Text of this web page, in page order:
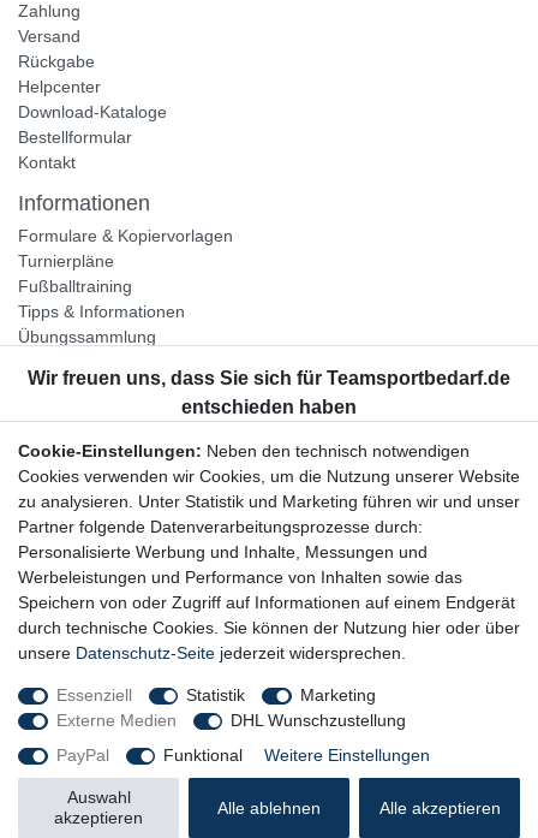
Zahlung
Versand
Rückgabe
Helpcenter
Download-Kataloge
Bestellformular
Kontakt
Informationen
Formulare & Kopiervorlagen
Turnierpläne
Fußballtraining
Tipps & Informationen
Übungssammlung
Unternehmen
Widerrufsrecht
Bestellung widerrufen
Datenschutzerklärung
AGB
Impressum
Newsletter
Newsletter-Anmeldung
© Copyright 2026 Trainingsunterlagen24 GmbH. Alle Rechte vorbehalten.
Cookie-Einstellungen: Neben den technisch notwendigen
Cookies verwenden wir Cookies, um die Nutzung unserer Website
zu analysieren. Unter Statistik und Marketing führen wir und unser
Partner folgende Datenverarbeitungsprozesse durch:
Personalisierte Werbung und Inhalte, Messungen und
Werbeleistungen und Performance von Inhalten sowie das
Speichern von oder Zugriff auf Informationen auf einem Endgerät
durch technische Cookies. Sie können der Nutzung hier oder über
unsere Datenschutz-Seite jederzeit widersprechen.
Essenziell Statistik
Marketing
Externe Medien
DHL Wunschzustellung
PayPal
Funktional Weitere Einstellungen
Alle akzeptieren
Alle ablehnen
Auswahl
akzeptieren